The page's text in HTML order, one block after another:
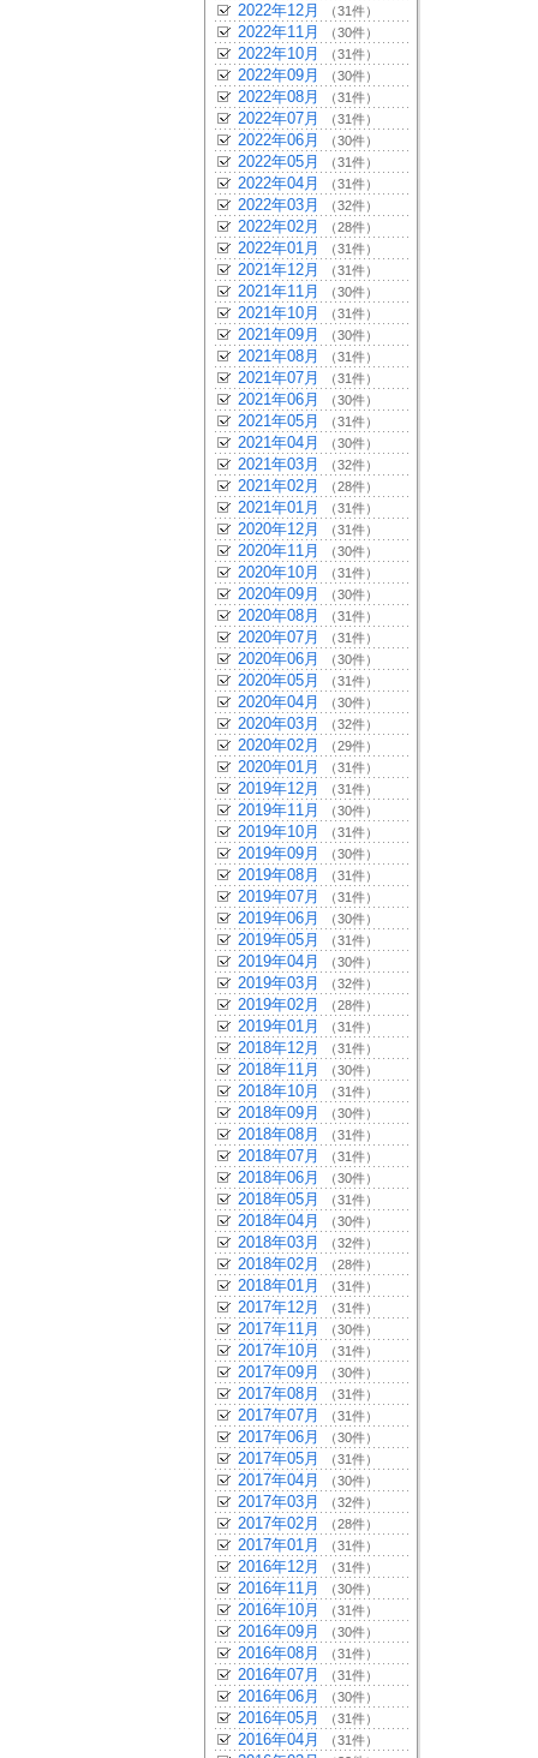
2022年12月 （31件）
2022年11月 （30件）
2022年10月 （31件）
2022年09月 （30件）
2022年08月 （31件）
2022年07月 （31件）
2022年06月 （30件）
2022年05月 （31件）
2022年04月 （31件）
2022年03月 （32件）
2022年02月 （28件）
2022年01月 （31件）
2021年12月 （31件）
2021年11月 （30件）
2021年10月 （31件）
2021年09月 （30件）
2021年08月 （31件）
2021年07月 （31件）
2021年06月 （30件）
2021年05月 （31件）
2021年04月 （30件）
2021年03月 （32件）
2021年02月 （28件）
2021年01月 （31件）
2020年12月 （31件）
2020年11月 （30件）
2020年10月 （31件）
2020年09月 （30件）
2020年08月 （31件）
2020年07月 （31件）
2020年06月 （30件）
2020年05月 （31件）
2020年04月 （30件）
2020年03月 （32件）
2020年02月 （29件）
2020年01月 （31件）
2019年12月 （31件）
2019年11月 （30件）
2019年10月 （31件）
2019年09月 （30件）
2019年08月 （31件）
2019年07月 （31件）
2019年06月 （30件）
2019年05月 （31件）
2019年04月 （30件）
2019年03月 （32件）
2019年02月 （28件）
2019年01月 （31件）
2018年12月 （31件）
2018年11月 （30件）
2018年10月 （31件）
2018年09月 （30件）
2018年08月 （31件）
2018年07月 （31件）
2018年06月 （30件）
2018年05月 （31件）
2018年04月 （30件）
2018年03月 （32件）
2018年02月 （28件）
2018年01月 （31件）
2017年12月 （31件）
2017年11月 （30件）
2017年10月 （31件）
2017年09月 （30件）
2017年08月 （31件）
2017年07月 （31件）
2017年06月 （30件）
2017年05月 （31件）
2017年04月 （30件）
2017年03月 （32件）
2017年02月 （28件）
2017年01月 （31件）
2016年12月 （31件）
2016年11月 （30件）
2016年10月 （31件）
2016年09月 （30件）
2016年08月 （31件）
2016年07月 （31件）
2016年06月 （30件）
2016年05月 （31件）
2016年04月 （31件）